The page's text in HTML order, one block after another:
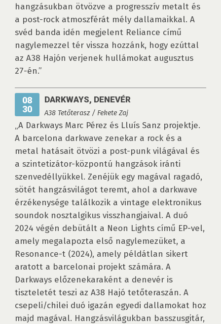
hangzásukban ötvözve a progresszív metalt és
a post-rock atmoszférát mély dallamaikkal. A
svéd banda idén megjelent Reliance című
nagylemezzel tér vissza hozzánk, hogy ezúttal
az A38 Hajón verjenek hullámokat augusztus
27-én.”
08
30
DARKWAYS, DENEVÉR
A38 Tetőterasz / Fekete Zaj
„A Darkways Marc Pérez és Lluís Sanz projektje.
A barcelona darkwave zenekar a rock és a
metal hatásait ötvözi a post-punk világával és
a szintetizátor-központú hangzások iránti
szenvedéllyükkel. Zenéjük egy magával ragadó,
sötét hangzásvilágot teremt, ahol a darkwave
érzékenysége találkozik a vintage elektronikus
soundok nosztalgikus visszhangjaival. A duó
2024 végén debütált a Neon Lights című EP-vel,
amely megalapozta első nagylemezüket, a
Resonance-t (2024), amely példátlan sikert
aratott a barcelonai projekt számára. A
Darkways előzenekaraként a denevér is
tiszteletét teszi az A38 Hajó tetőteraszán. A
csepeli/chilei duó igazán egyedi dallamokat hoz
majd magával. Hangzásvilágukban basszusgitár,